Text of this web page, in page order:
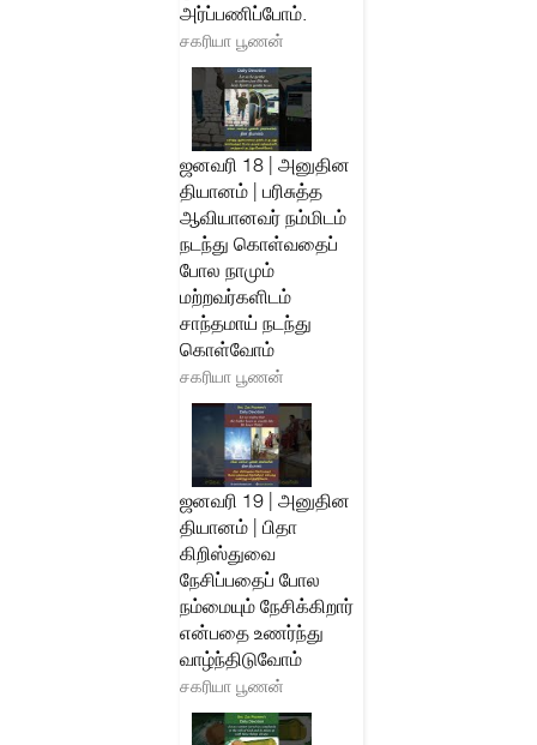
அர்ப்பணிப்போம்.
சகரியா பூணன்
ஜனவரி 18 | அனுதின
தியானம் | பரிசுத்த
ஆவியானவர் நம்மிடம்
நடந்து கொள்வதைப்
போல நாமும்
மற்றவர்களிடம்
சாந்தமாய் நடந்து
கொள்வோம்
சகரியா பூணன்
ஜனவரி 19 | அனுதின
தியானம் | பிதா
கிறிஸ்துவை
நேசிப்பதைப் போல
நம்மையும் நேசிக்கிறார்
என்பதை உணர்ந்து
வாழ்ந்திடுவோம்
சகரியா பூணன்